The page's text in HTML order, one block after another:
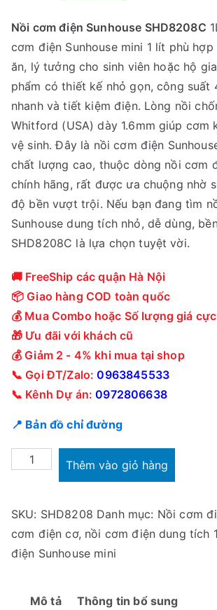
á
g
ố
c
l
à
:
7
5
0
,
0
á
h
i
ệ
n
t
ạ
i
l
à
:
5
Nồi cơm điện Sunhouse SHD8208C
cơm điện Sunhouse mini 1 lít phù hợp
ăn, lý tưởng cho sinh viên hoặc hộ
phẩm có thiết kế nhỏ gọn, công suất
nhanh và tiết kiệm điện. Lòng nồi
Whitford (USA) dày 1.6mm giúp cơm
vệ sinh. Đây là nồi cơm điện
chất lượng cao, thuộc dòng nồi cơm
chính hãng, rất được ưa chuộng nhờ
độ bền vượt trội. Nếu bạn đang tìm
Sunhouse dung tích nhỏ, dễ dùng,
SHD8208C là lựa chọn tuyệt vời.
🚚 FreeShip các quận Hà Nội
📦 Giao hàng COD toàn quốc
💰 Mua Combo hoặc Số lượng giá
🎁 Ưu đãi với khách cũ
💰 Giảm 2 - 4% khi mua tại shop
📞 Gọi ĐT/Zalo:0963845533
📞 Kênh Dự án:0972806638
📍 Bản đồ chỉ đường
Sunhouse
SHD8208
1.0L
lượng
Thêm vào giỏ hàng
SKU: SHD8208 Danh mục: Nồi cơm
cơm điện cơ, nồi cơm điện dung tích
điện Sunhouse mini
Mô tả Thông tin bổ sung